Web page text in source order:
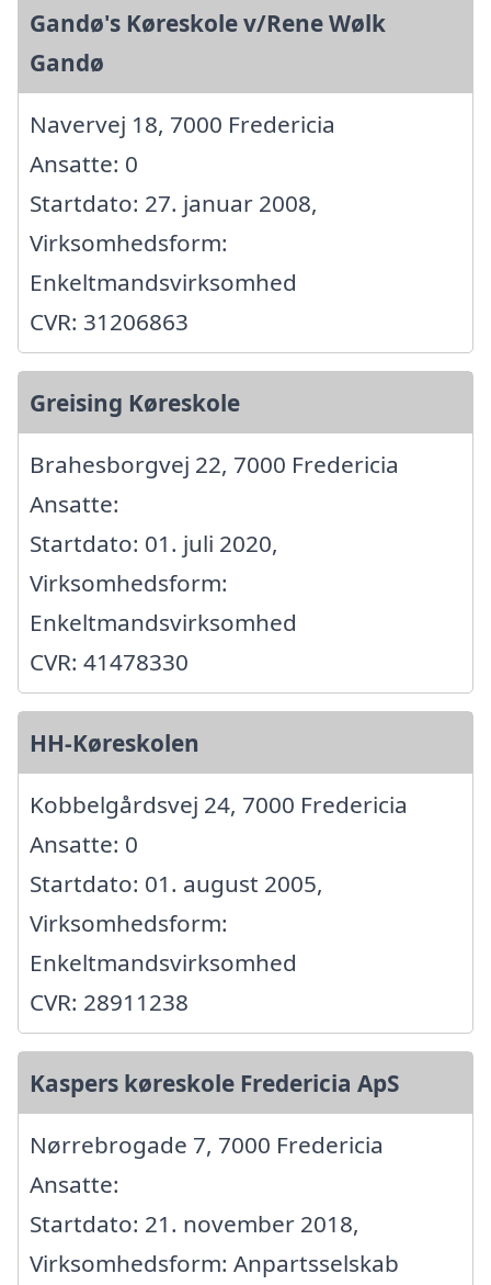
Gandø's Køreskole v/Rene Wølk
Gandø
Navervej 18, 7000 Fredericia
Ansatte: 0
Startdato: 27. januar 2008,
Virksomhedsform:
Enkeltmandsvirksomhed
CVR: 31206863
Greising Køreskole
Brahesborgvej 22, 7000 Fredericia
Ansatte:
Startdato: 01. juli 2020,
Virksomhedsform:
Enkeltmandsvirksomhed
CVR: 41478330
HH-Køreskolen
Kobbelgårdsvej 24, 7000 Fredericia
Ansatte: 0
Startdato: 01. august 2005,
Virksomhedsform:
Enkeltmandsvirksomhed
CVR: 28911238
Kaspers køreskole Fredericia ApS
Nørrebrogade 7, 7000 Fredericia
Ansatte:
Startdato: 21. november 2018,
Virksomhedsform: Anpartsselskab